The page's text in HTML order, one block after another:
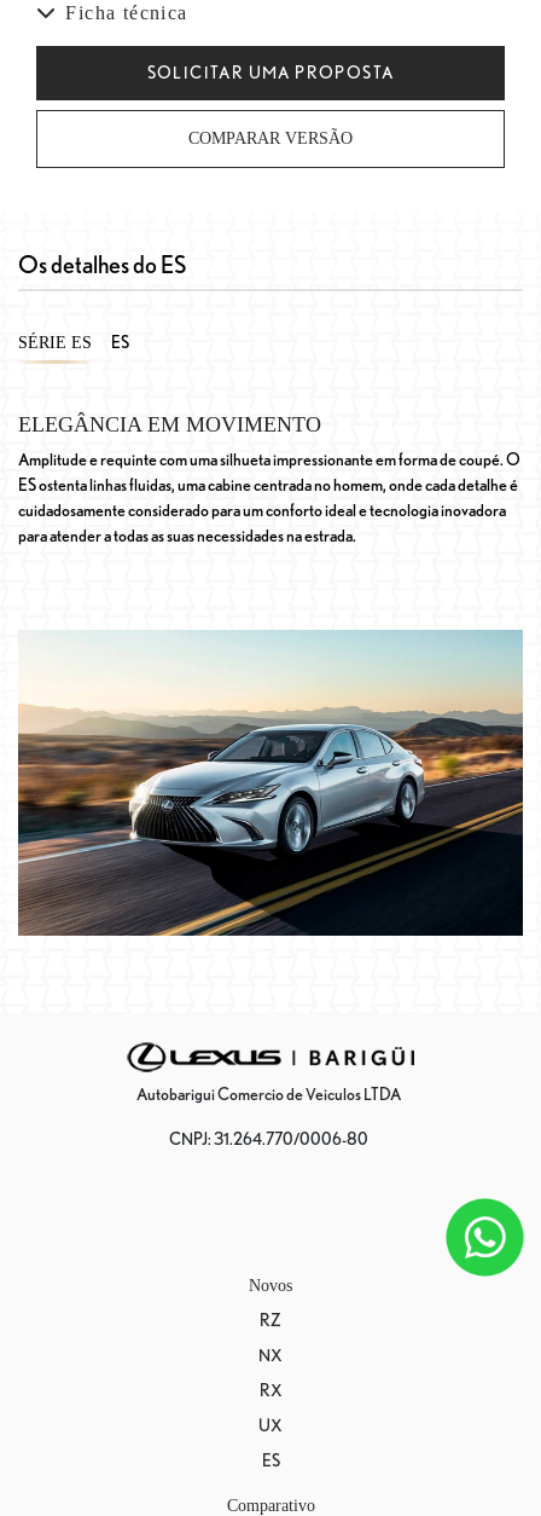
Ficha técnica
SOLICITAR UMA PROPOSTA
COMPARAR VERSÃO
Os detalhes do ES
SÉRIE ES ES
ELEGÂNCIA EM MOVIMENTO
Amplitude e requinte com uma silhueta impressionante em forma de coupé. O
ES ostenta linhas fluidas, uma cabine centrada no homem, onde cada detalhe é
cuidadosamente considerado para um conforto ideal e tecnologia inovadora
para atender a todas as suas necessidades na estrada.
Autobarigui Comercio de Veiculos LTDA
CNPJ: 31.264.770/0006-80
Novos
RZ
NX
RX
UX
ES
Comparativo